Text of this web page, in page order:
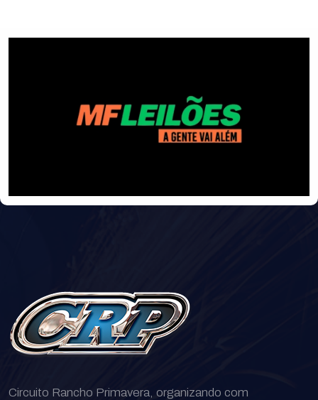
Circuito Rancho Primavera, organizando com